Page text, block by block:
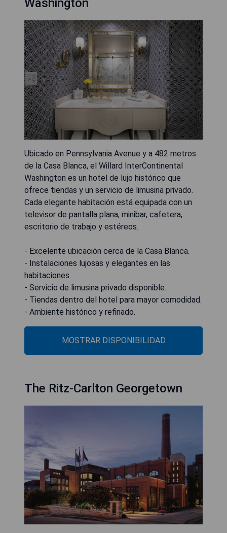
Washington
Ubicado en Pennsylvania Avenue y a 482 metros
de la Casa Blanca, el Willard InterContinental
Washington es un hotel de lujo histórico que
ofrece tiendas y un servicio de limusina privado.
Cada elegante habitación está equipada con un
televisor de pantalla plana, minibar, cafetera,
escritorio de trabajo y estéreos.
- Excelente ubicación cerca de la Casa Blanca.
- Instalaciones lujosas y elegantes en las
habitaciones.
- Servicio de limusina privado disponible.
- Tiendas dentro del hotel para mayor comodidad.
- Ambiente histórico y refinado.
MOSTRAR DISPONIBILIDAD
The Ritz-Carlton Georgetown